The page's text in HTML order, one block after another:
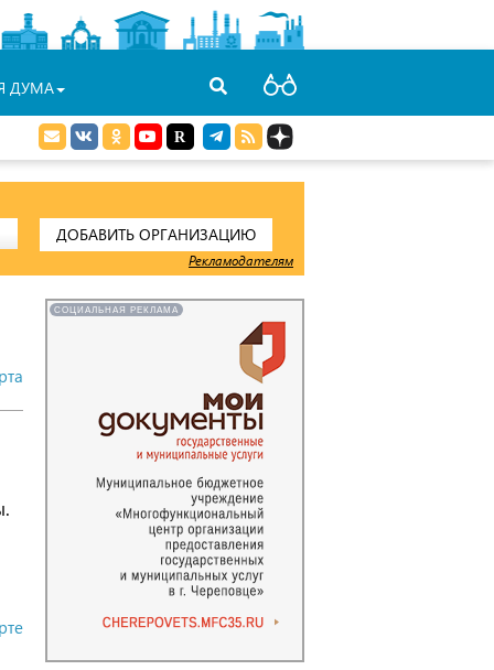
ДУМА
ДОБАВИТЬ ОРГАНИЗАЦИЮ
Рекламодателям
СОЦИАЛЬНАЯ РЕКЛАМА